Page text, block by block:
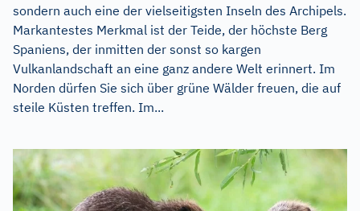
sondern auch eine der vielseitigsten Inseln des Archipels.
Markantestes Merkmal ist der Teide, der höchste Berg
Spaniens, der inmitten der sonst so kargen
Vulkanlandschaft an eine ganz andere Welt erinnert. Im
Norden dürfen Sie sich über grüne Wälder freuen, die auf
steile Küsten treffen. Im...